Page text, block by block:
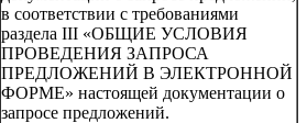
в соответствии с требованиями
раздела III «ОБЩИЕ УСЛОВИЯ
ПРОВЕДЕНИЯ ЗАПРОСА
ПРЕДЛОЖЕНИЙ В ЭЛЕКТРОННОЙ
ФОРМЕ» настоящей документации о
запросе предложений.